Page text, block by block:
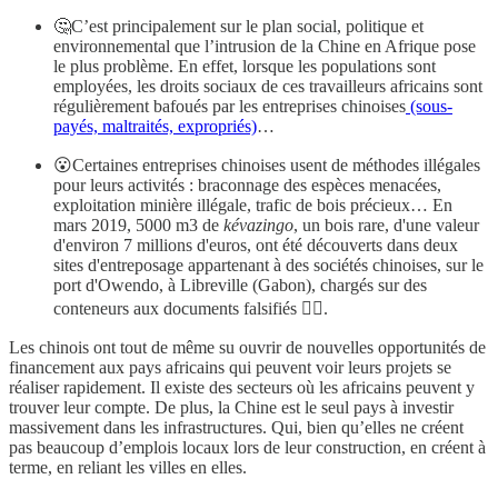
🤔C’est principalement sur le plan social, politique et
environnemental que l’intrusion de la Chine en Afrique pose
le plus problème. En effet, lorsque les populations sont
employées, les droits sociaux de ces travailleurs africains sont
régulièrement bafoués par les entreprises chinoises (sous-
payés, maltraités, expropriés)…
😮Certaines entreprises chinoises usent de méthodes illégales
pour leurs activités : braconnage des espèces menacées,
exploitation minière illégale, trafic de bois précieux… En
mars 2019, 5000 m3 de kévazingo, un bois rare, d'une valeur
d'environ 7 millions d'euros, ont été découverts dans deux
sites d'entreposage appartenant à des sociétés chinoises, sur le
port d'Owendo, à Libreville (Gabon), chargés sur des
conteneurs aux documents falsifiés 🤦‍♂️.
Les chinois ont tout de même su ouvrir de nouvelles opportunités de
financement aux pays africains qui peuvent voir leurs projets se
réaliser rapidement. Il existe des secteurs où les africains peuvent y
trouver leur compte. De plus, la Chine est le seul pays à investir
massivement dans les infrastructures. Qui, bien qu’elles ne créent
pas beaucoup d’emplois locaux lors de leur construction, en créent à
terme, en reliant les villes en elles.